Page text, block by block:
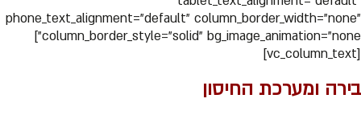
phone_text_alignment=”default” column_border_width=”none”
column_border_style=”solid” bg_image_animation=”none”]
[vc_column_text]
בירה ומערכת החיסון